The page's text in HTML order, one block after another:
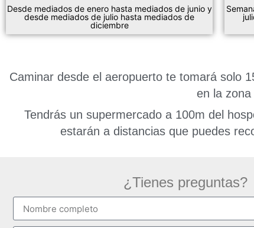
Desde mediados de enero hasta mediados de junio y
desde mediados de julio hasta mediados de
diciembre
Caminar desde el aeropuerto te tomará solo
en la
Tendrás un supermercado a 100m del
estarán a distancias que puedes
¿Tienes preguntas?